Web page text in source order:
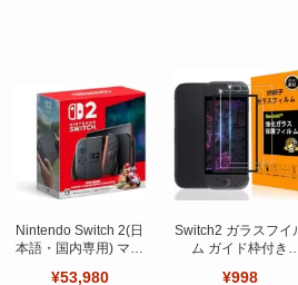
Nintendo Switch 2(日
本語・国内専用) マリ
¥53,980
Switch2 ガラスフイ
ム ガイド枠付き
¥998